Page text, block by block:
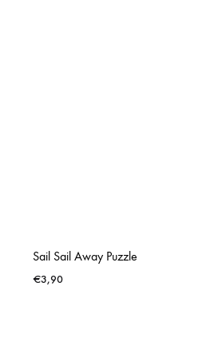
Sail Sail Away Puzzle
€3,90